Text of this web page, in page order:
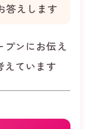
答えします
ンにお伝え
えています